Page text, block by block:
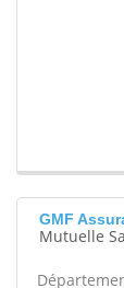
GMF
Mutuelle